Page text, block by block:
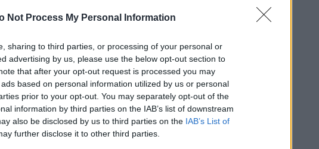
Not Process My Personal Information
sharing to third parties, or processing of your personal or
advertising by us, please use the below opt-out section to
that after your opt-out request is processed you may
based on personal information utilized by us or personal
prior to your opt-out. You may separately opt-out of the
information by third parties on the IAB’s list of downstream
also be disclosed by us to third parties on the IAB’s List of
further disclose it to other third parties.